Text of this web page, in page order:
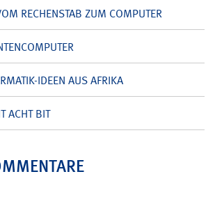
RECHENSTAB ZUM COMPUTER
IDEEN AUS AFRIKA
ACHT BIT